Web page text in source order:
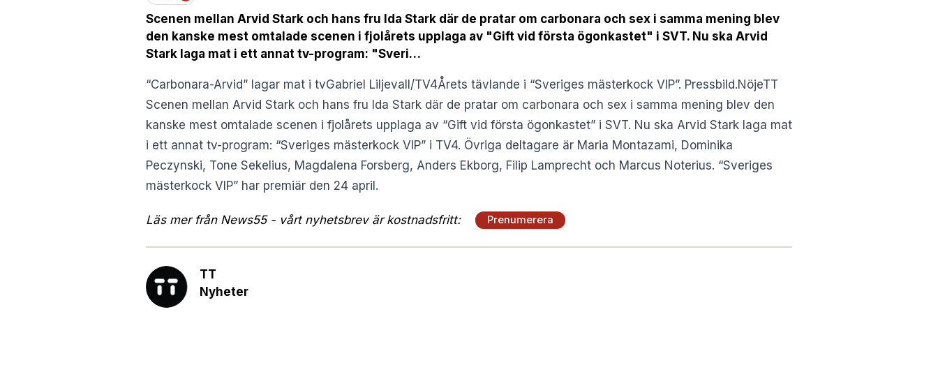
Scenen mellan Arvid Stark och hans fru Ida Stark där de pratar om carbonara och sex i samma mening blev
den kanske mest omtalade scenen i fjolårets upplaga av "Gift vid första ögonkastet" i SVT. Nu ska Arvid
Stark laga mat i ett annat tv-program: "Sveri…
“Carbonara-Arvid” lagar mat i tvGabriel Liljevall/TV4Årets tävlande i “Sveriges mästerkock VIP”. Pressbild.NöjeTT
Scenen mellan Arvid Stark och hans fru Ida Stark där de pratar om carbonara och sex i samma mening blev den
kanske mest omtalade scenen i fjolårets upplaga av “Gift vid första ögonkastet” i SVT. Nu ska Arvid Stark laga mat
i ett annat tv-program: “Sveriges mästerkock VIP” i TV4. Övriga deltagare är Maria Montazami, Dominika
Peczynski, Tone Sekelius, Magdalena Forsberg, Anders Ekborg, Filip Lamprecht och Marcus Noterius. “Sveriges
mästerkock VIP” har premiär den 24 april.
Läs mer från News55 - vårt nyhetsbrev är kostnadsfritt: Prenumerera
TT
Nyheter